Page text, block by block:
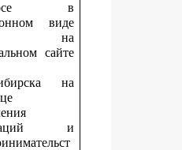
в
виде
на
сайте
на
и